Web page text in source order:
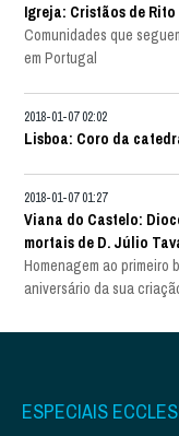
Igreja: Cristãos de
Comunidades que
em Portugal
2018-01-07 02:02
Lisboa: Coro da
2018-01-07 01:27
Viana do Castelo:
mortais de D. Júlio
Homenagem ao primeiro
aniversário da sua
ESPECIAIS